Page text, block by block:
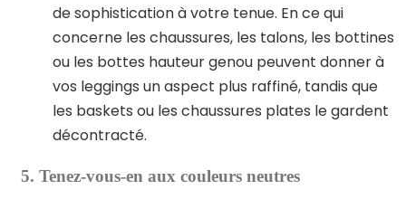
de sophistication à votre tenue. En ce qui
concerne les chaussures, les talons, les bottines
ou les bottes hauteur genou peuvent donner à
vos leggings un aspect plus raffiné, tandis que
les baskets ou les chaussures plates le gardent
décontracté.
5. Tenez-vous-en aux couleurs neutres